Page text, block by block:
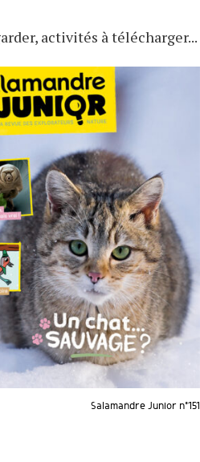
activités à télécharger...
Salamandre Junior n°151